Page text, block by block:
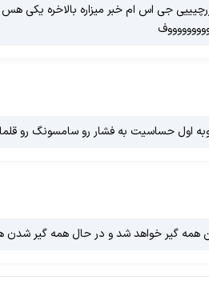
جی اس ام خبر میزاره بالاخره
اول حساسیت به فشار رو سامسونگ رو
همه گیر خواهد شد و در حال همه گیر